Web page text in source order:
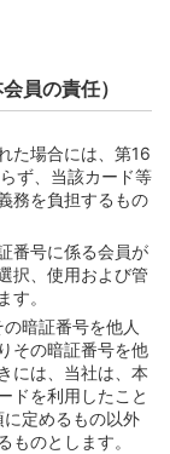
員の責任）
た場合には、第16
ず、当該カード等
務を負担するもの
番号に係る会員が
択、使用および管
す。
暗証番号を他人
その暗証番号を他
には、当社は、本
ドを利用したこと
定めるもの以外
のとします。